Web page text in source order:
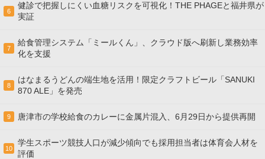
6
健診で把握しにくい血糖リスクを可視化！THE PHAGEと福井県が
実証
7
給食管理システム「ミールくん」、クラウド版へ刷新し業務効率
化を支援
8
はなまるうどんの端生地を活用！限定クラフトビール「SANUKI
870 ALE」を発売
9 唐津市の学校給食のカレーに金属片混入、6月29日から提供再開
10
学生スポーツ競技人口が減少傾向でも採用担当者は体育会人材を
評価